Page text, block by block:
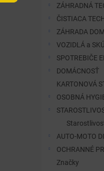
ZÁHRADNÁ
ČISTIACA
ZÁHRADA
VOZIDLÁ a
SPOTREBIČE
DOMÁCNOSŤ
KARTONOVÁ
OSOBNÁ
AUTO-MOTO
OCHRANNÉ
Značky